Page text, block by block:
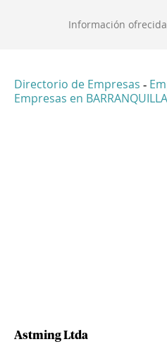
Información
Directorio de Empresas -
Empresas en BARRANQUILLA
Astming Ltda